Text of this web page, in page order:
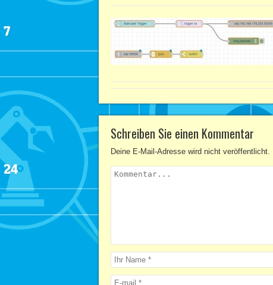
Schreiben Sie einen Kommentar
Deine E-Mail-Adresse wird nicht veröffentlicht.